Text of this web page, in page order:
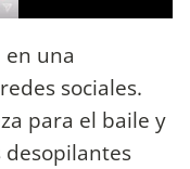
una
sociales.
para el baile y
desopilantes